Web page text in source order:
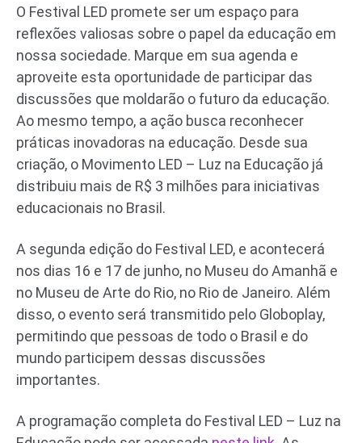
O Festival LED promete ser um espaço para
reflexões valiosas sobre o papel da educação em
nossa sociedade. Marque em sua agenda e
aproveite esta oportunidade de participar das
discussões que moldarão o futuro da educação.
Ao mesmo tempo, a ação busca reconhecer
práticas inovadoras na educação. Desde sua
criação, o Movimento LED – Luz na Educação já
distribuiu mais de R$ 3 milhões para iniciativas
educacionais no Brasil.
A segunda edição do Festival LED, e acontecerá
nos dias 16 e 17 de junho, no Museu do Amanhã e
no Museu de Arte do Rio, no Rio de Janeiro. Além
disso, o evento será transmitido pelo Globoplay,
permitindo que pessoas de todo o Brasil e do
mundo participem dessas discussões
importantes.
A programação completa do Festival LED – Luz na